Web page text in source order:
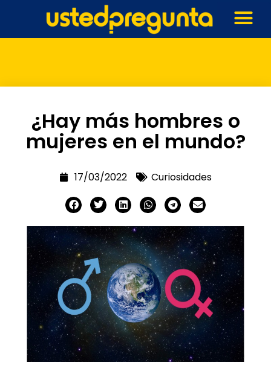
¿Hay más hombres o
mujeres en el mundo?
17/03/2022 Curiosidades